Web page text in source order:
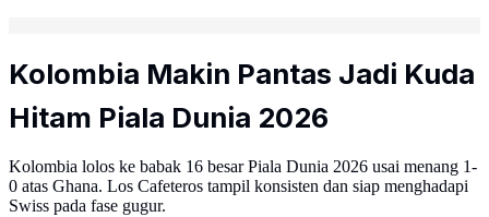
Kolombia Makin Pantas Jadi Kuda
Hitam Piala Dunia 2026
Kolombia lolos ke babak 16 besar Piala Dunia 2026 usai menang 1-
0 atas Ghana. Los Cafeteros tampil konsisten dan siap menghadapi
Swiss pada fase gugur.